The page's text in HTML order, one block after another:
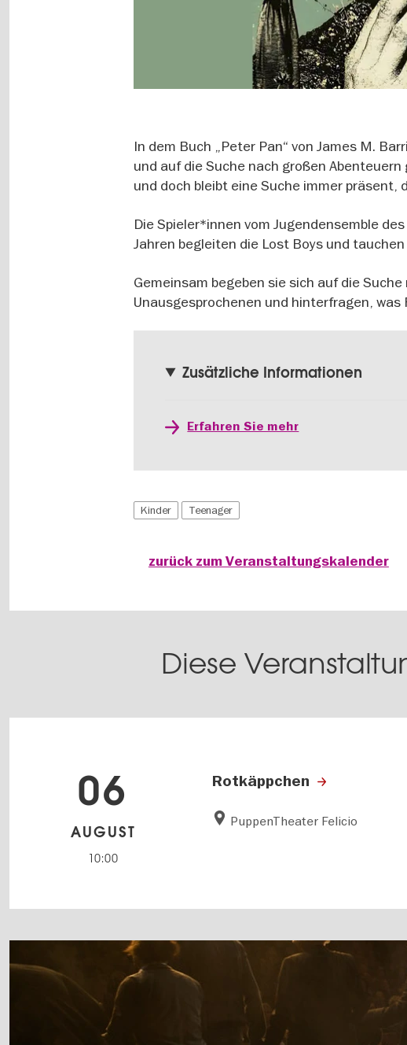
In dem Buch „Peter Pan“ von James M.
und auf die Suche nach großen
und doch bleibt eine Suche immer präsent,
Die Spieler*innen vom Jugendensemble
Jahren begleiten die Lost Boys und
Gemeinsam begeben sie sich auf die
Unausgesprochenen und hinterfragen, was
Zusätzliche Informationen
Erfahren Sie mehr
Kinder Teenager
zurück zum Veranstaltungskalender
Diese
Rotkäppchen
PuppenTheater Felicio
06
AUGUST
10:00